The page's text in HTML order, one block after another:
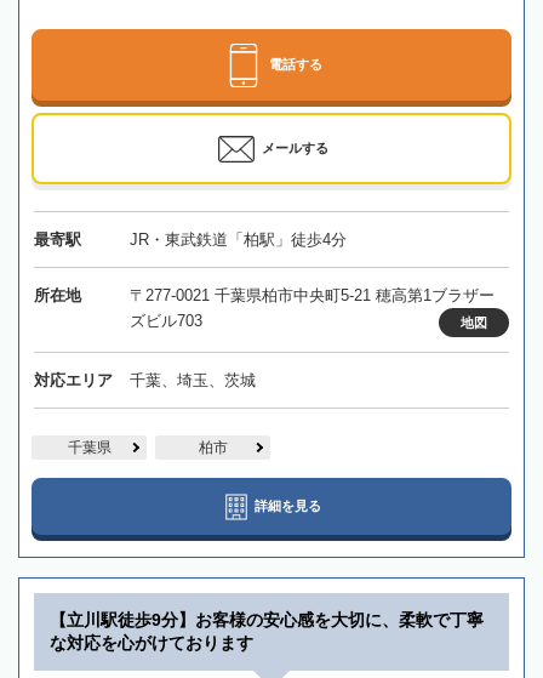
電話する
メールする
最寄駅 JR・東武鉄道「柏駅」徒歩4分
所在地
〒277-0021 千葉県柏市中央町5-21 穂高第1ブラザー
ズビル703
地図
対応エリア 千葉、埼玉、茨城
千葉県 柏市
詳細を見る
【立川駅徒歩9分】お客様の安心感を大切に、柔軟で丁寧
な対応を心がけております